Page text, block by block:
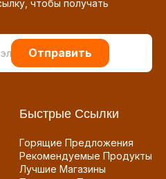
чтобы получать
Отправить
Быстрые Ссылки
Горящие Предложения
Рекомендуемые Продукты
Лучшие Магазины